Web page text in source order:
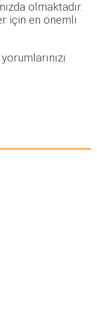
olmaktadır.
için en önemli